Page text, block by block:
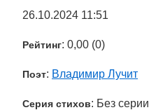
26.10.2024 11:51
Рейтинг: 0,00 (0)
Поэт: Владимир Лучит
Серия стихов: Без серии